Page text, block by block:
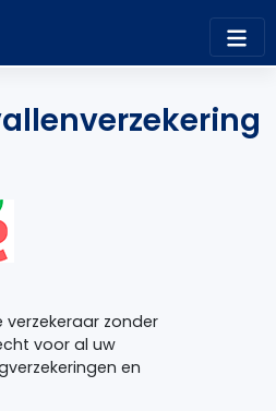
verzekeraar zonder
voor al uw
en